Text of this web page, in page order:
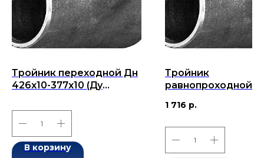
Тройник переходной Дн
426х10-377х10 (Ду
ГОСТ 17376-2001
В корзину
Тройник
равнопроходной
бесшовный ГОСТ
1 716 р.